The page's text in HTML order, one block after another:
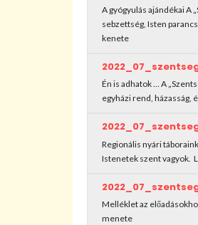
A gyógyulás ajándékai A
sebzettség, Isten
kenete
Én is adhatok … A
egyházi rend, házasság,
Regionális nyári
Istenetek szent vagyok.
Melléklet az
menete